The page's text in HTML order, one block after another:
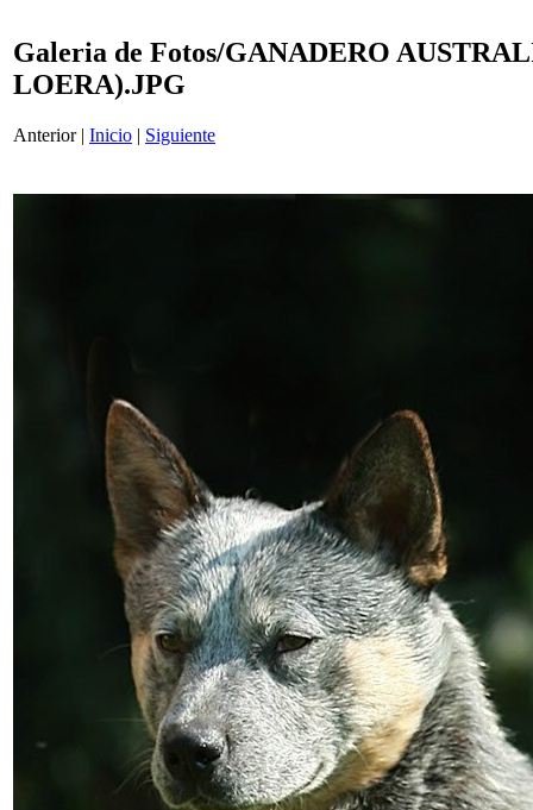
Galeria de Fotos/GANADERO
LOERA).JPG
Anterior | Inicio | Siguiente